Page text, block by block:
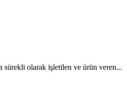
sürekli olarak işletilen ve ürün veren...